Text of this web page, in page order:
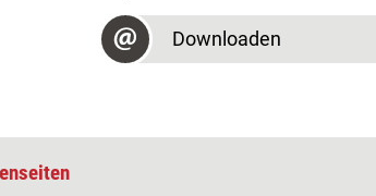
Downloaden